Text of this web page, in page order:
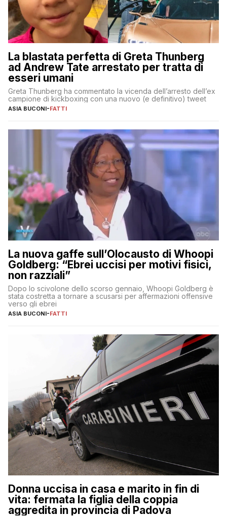
La blastata perfetta di Greta Thunberg
ad Andrew Tate arrestato per tratta di
esseri umani
Greta Thunberg ha commentato la vicenda dell’arresto dell’ex
campione di kickboxing con una nuovo (e definitivo) tweet
ASIA BUCONI-FATTI
La nuova gaffe sull’Olocausto di Whoopi
Goldberg: “Ebrei uccisi per motivi fisici,
non razziali”
Dopo lo scivolone dello scorso gennaio, Whoopi Goldberg è
stata costretta a tornare a scusarsi per affermazioni offensive
verso gli ebrei
ASIA BUCONI-FATTI
Donna uccisa in casa e marito in fin di
vita: fermata la figlia della coppia
aggredita in provincia di Padova